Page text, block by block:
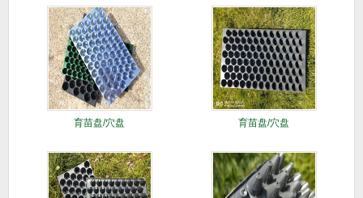
育苗盘/穴盘 育苗盘/穴盘